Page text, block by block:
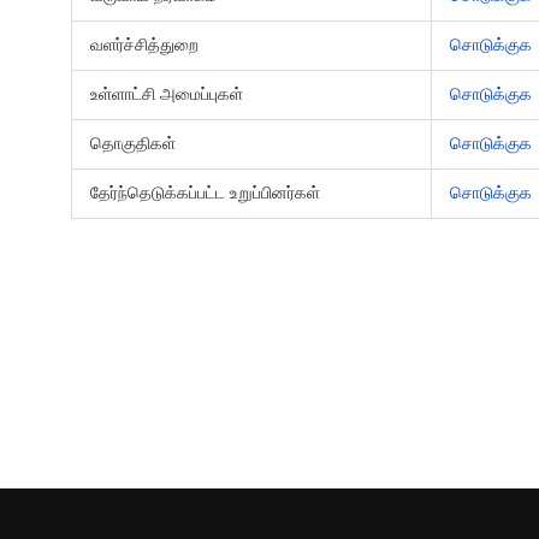
வளர்ச்சித்துறை
சொடுக்குக
உள்ளாட்சி அமைப்புகள்
சொடுக்குக
தொகுதிகள்
சொடுக்குக
தேர்ந்தெடுக்கப்பட்ட உறுப்பினர்கள்
சொடுக்குக